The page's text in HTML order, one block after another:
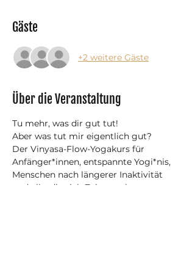
Gäste
+2 weitere Gäste
Über die Veranstaltung
Tu mehr, was dir gut tut!
Aber was tut mir eigentlich gut?
Der Vinyasa-Flow-Yogakurs für
Anfänger*innen, entspannte Yogi*nis,
Menschen nach längerer Inaktivität
und alle, die sich Zeit zum lernen